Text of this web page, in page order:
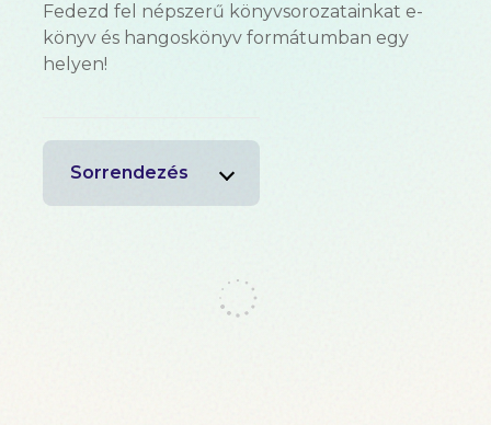
Fedezd fel népszerű könyvsorozatainkat e-
könyv és hangoskönyv formátumban egy
helyen!
Sorrendezés